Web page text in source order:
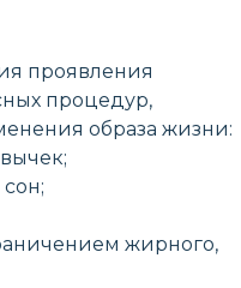
проявления
процедур,
образа жизни:
жирного,